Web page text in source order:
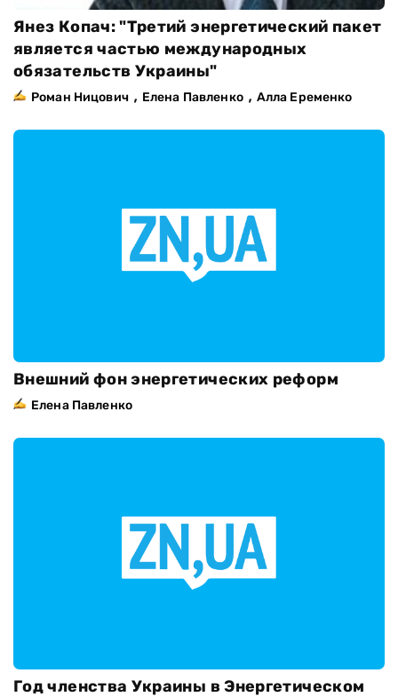
Янез Копач: "Третий энергетический пакет
является частью международных
обязательств Украины"
Роман Ницович , Елена Павленко , Алла Еременко
Внешний фон энергетических реформ
Елена Павленко
Год членства Украины в Энергетическом